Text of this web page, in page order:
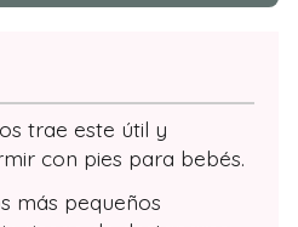
trae este útil y
con pies para bebés.
más pequeños